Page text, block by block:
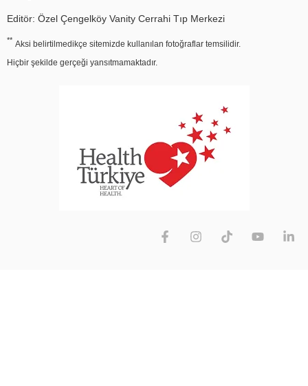
Editör: Özel Çengelköy Vanity Cerrahi Tıp Merkezi
** Aksi belirtilmedikçe sitemizde kullanılan fotoğraflar temsilidir.
Hiçbir şekilde gerçeği yansıtmamaktadır.